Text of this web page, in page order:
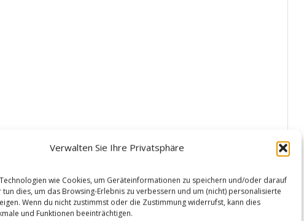
Verwalten Sie Ihre Privatsphäre
wie Cookies, um Geräteinformationen zu speichern und/oder darauf
tun dies, um das Browsing-Erlebnis zu verbessern und um (nicht) personalisierte
Wenn du nicht zustimmst oder die Zustimmung widerrufst, kann dies
und Funktionen beeinträchtigen.